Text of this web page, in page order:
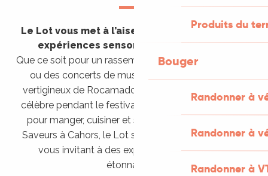
Produits du
Bouger
Randonner à
Randonner à
Randonner à
Le Lot vous met à l’aise en vous invitant à des
expériences sensorielles étonnantes !
Que ce soit pour un rassemblement de montgolfières
ou des concerts de musique sacrée dans le site
vertigineux de Rocamadour, pour écouter un opéra
célèbre pendant le festival de Saint-Céré ou encore
pour manger, cuisiner et s’amuser pendant Lot of
Saveurs à Cahors, le Lot sait vous mettre à l’aise en
vous invitant à des expériences sensorielles
étonnantes !
Festival Lot of Saveurs